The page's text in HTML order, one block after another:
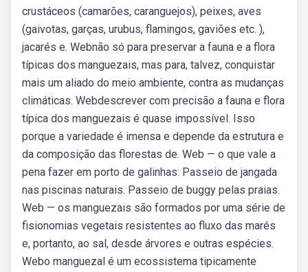
crustáceos (camarões, caranguejos), peixes, aves
(gaivotas, garças, urubus, flamingos, gaviões etc. ),
jacarés e. Webnão só para preservar a fauna e a flora
típicas dos manguezais, mas para, talvez, conquistar
mais um aliado do meio ambiente, contra as mudanças
climáticas. Webdescrever com precisão a fauna e flora
típica dos manguezais é quase impossível. Isso
porque a variedade é imensa e depende da estrutura e
da composição das florestas de. Web — o que vale a
pena fazer em porto de galinhas: Passeio de jangada
nas piscinas naturais. Passeio de buggy pelas praias.
Web — os manguezais são formados por uma série de
fisionomias vegetais resistentes ao fluxo das marés
e, portanto, ao sal, desde árvores e outras espécies.
Webo manguezal é um ecossistema tipicamente